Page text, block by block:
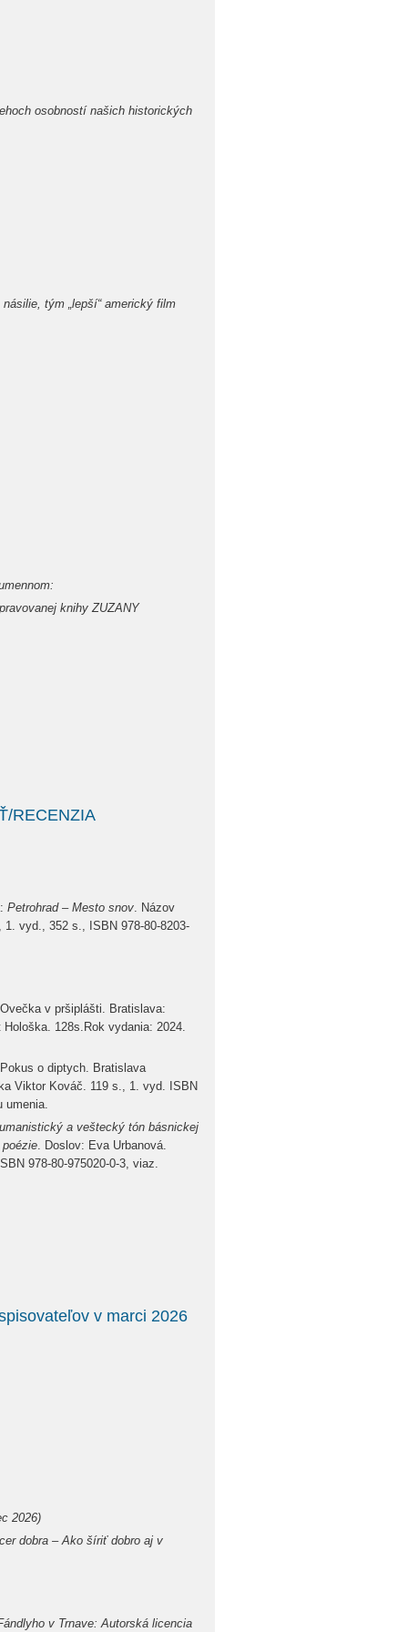
osobností našich historických
tým „lepší“ americký film
knihy ZUZANY
RECENZIA
Petrohrad – Mesto snov. Názov
vyd., 352 s., ISBN 978-80-8203-
v pršiplášti. Bratislava:
128s.Rok vydania: 2024.
o diptych. Bratislava
Viktor Kováč. 119 s., 1. vyd. ISBN
umenia.
a veštecký tón básnickej
. Doslov: Eva Urbanová.
978-80-975020-0-3, viaz.
v marci 2026
2026)
dobra – Ako šíriť dobro aj v
v Trnave: Autorská licencia